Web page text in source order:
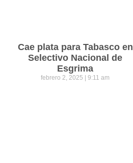
Cae plata para Tabasco en
Selectivo Nacional de
Esgrima
febrero 2, 2025 9:11 am